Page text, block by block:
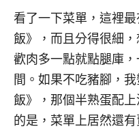
看了一下菜單，這裡
飯》，而且分得很細
歡肉多一點就點腿庫，
間。如果不吃豬腳，
飯》，那個半熟蛋配
的是，菜單上居然還有